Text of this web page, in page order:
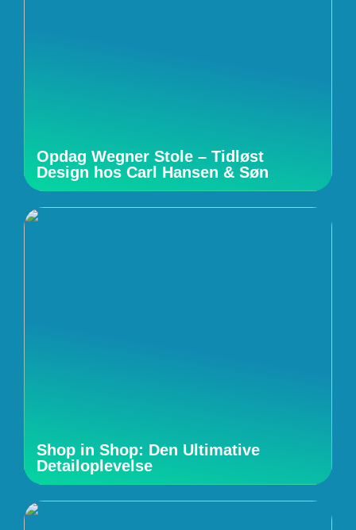
Opdag Wegner Stole – Tidløst
Design hos Carl Hansen & Søn
Shop in Shop: Den Ultimative
Detailoplevelse